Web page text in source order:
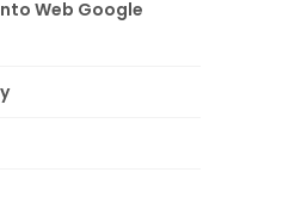
Web Google